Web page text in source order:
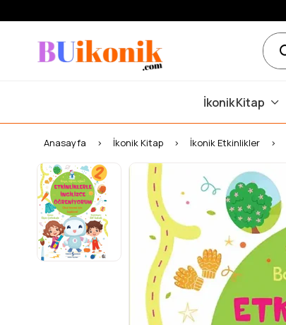
İkonik Kitap
Anasayfa İkonik Kitap İkonik Etkinlikler